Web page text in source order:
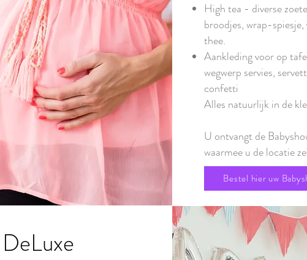
High tea - diverse
broodjes, wrap-
thee.
Aankleding voor op
wegwerp servies,
confetti
Alles natuurlijk in de
U ontvangt de
waarmee u de locatie
Bestel hier uw